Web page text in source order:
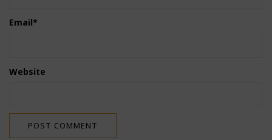
Email*
Website